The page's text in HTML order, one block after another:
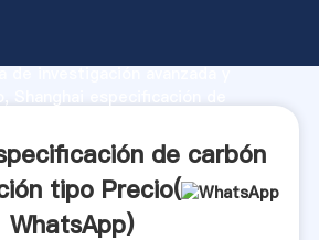
de investigación avanzada y
los clientes.
de carbón
tipo Precio(
WhatsApp)